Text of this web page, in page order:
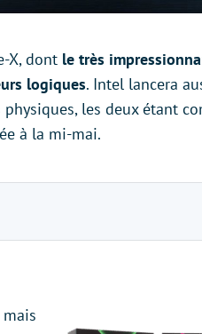
X, dont le très
logiques. Intel lancera
physiques, les deux étant
à la mi-mai.